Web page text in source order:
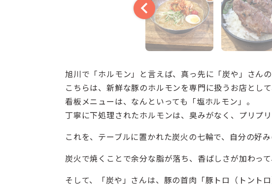
旭川で「ホルモン」と言えば、真っ先に「炭や」さん
こちらは、新鮮な豚のホルモンを専門に扱うお店とし
看板メニューは、なんといっても「塩ホルモン」。
丁寧に下処理されたホルモンは、臭みがなく、プリプ
これを、テーブルに置かれた炭火の七輪で、自分の好
炭火で焼くことで余分な脂が落ち、香ばしさが加わっ
そして、「炭や」さんは、豚の首肉「豚トロ（トント